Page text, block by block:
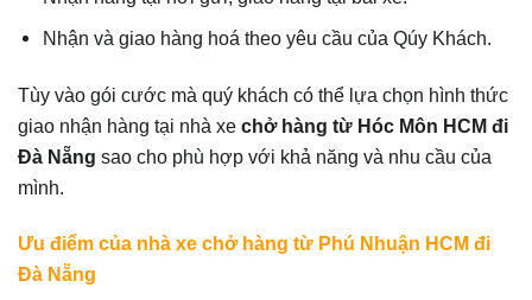
Nhận và giao hàng hoá theo yêu cầu của Qúy Khách.
Tùy vào gói cước mà quý khách có thể lựa chọn hình thức
giao nhận hàng tại nhà xe chở hàng từ Hóc Môn HCM đi
Đà Nẵng sao cho phù hợp với khả năng và nhu cầu của
mình.
Ưu điểm của nhà xe chở hàng từ Phú Nhuận HCM đi
Đà Nẵng